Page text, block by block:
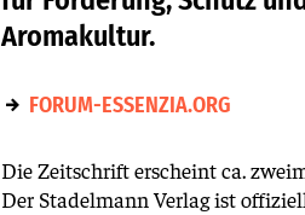
Aromakultur.
FORUM-ESSENZIA.ORG
Die Zeitschrift erscheint ca.
Der Stadelmann Verlag ist